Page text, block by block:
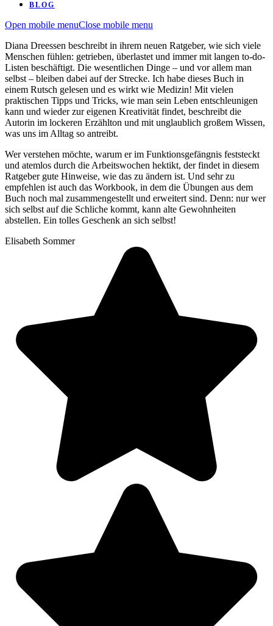
BLOG
Open mobile menuClose mobile menu
Diana Dreessen beschreibt in ihrem neuen Ratgeber, wie sich viele
Menschen fühlen: getrieben, überlastet und immer mit langen to-do-
Listen beschäftigt. Die wesentlichen Dinge – und vor allem man
selbst – bleiben dabei auf der Strecke. Ich habe dieses Buch in
einem Rutsch gelesen und es wirkt wie Medizin! Mit vielen
praktischen Tipps und Tricks, wie man sein Leben entschleunigen
kann und wieder zur eigenen Kreativität findet, beschreibt die
Autorin im lockeren Erzählton und mit unglaublich großem Wissen,
was uns im Alltag so antreibt.
Wer verstehen möchte, warum er im Funktionsgefängnis feststeckt
und atemlos durch die Arbeitswochen hektikt, der findet in diesem
Ratgeber gute Hinweise, wie das zu ändern ist. Und sehr zu
empfehlen ist auch das Workbook, in dem die Übungen aus dem
Buch noch mal zusammengestellt und erweitert sind. Denn: nur wer
sich selbst auf die Schliche kommt, kann alte Gewohnheiten
abstellen. Ein tolles Geschenk an sich selbst!
Elisabeth Sommer